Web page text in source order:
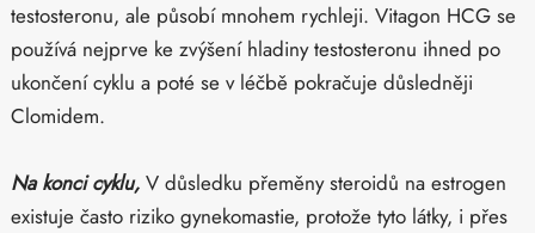
testosteronu, ale působí mnohem rychleji. Vitagon HCG se
používá nejprve ke zvýšení hladiny testosteronu ihned po
ukončení cyklu a poté se v léčbě pokračuje důsledněji
Clomidem.
Na konci cyklu, V důsledku přeměny steroidů na estrogen
existuje často riziko gynekomastie, protože tyto látky, i přes